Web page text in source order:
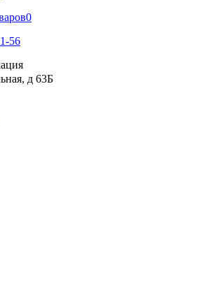
0
56
д 63Б